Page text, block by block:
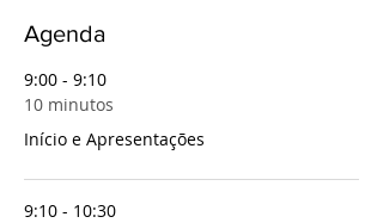
Agenda
9:00 - 9:10
10 minutos
Início e Apresentações
9:10 - 10:30